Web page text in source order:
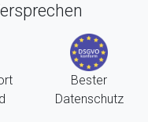
Bester
Datenschutz